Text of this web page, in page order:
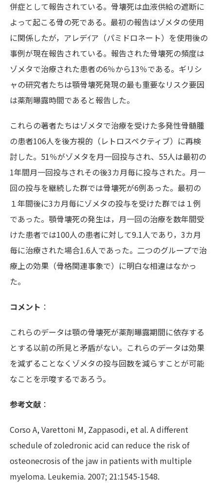
併症として報告されている。骨壊死は血液供給の遮断に
よって起こる骨の死である。最初の報告はゾメタの使用
に関係したが，アレデｲア（パミドロネート）を使用後の
事例が現在報告されている。報告された骨壊死の頻度は
ゾメタで治療された患者の6％から13％である。ギリシ
ャの研究者たちは顎骨壊死発現の最も重要なリスク要因
は薬剤曝露時間であると報告した。
これらの著者たちはゾメタで治療を受けた多発性骨髄腫
の患者106人を後方視的（レトロスペクティブ）に再検
討した。51％がゾメタを月一回投与され、55人は最初の
1年間月一回投与されその後3カ月毎に投与された。月一
回の投与を継続した群では骨壊死が6例あった。最初の
１年間後に3カ月毎にゾメタの投与を受けた群では１例
であった。顎骨壊死の発生は，月一回の治療を数年間受
けた患者では100人の患者に対して9.1人であり，3カ月
毎に治療された場合1.6人であった。二つのグループで治
療上の効果（骨格関連事象で）に明白な相違はなかっ
た。
コメント ：
これらのデータは顎の骨壊死が薬剤曝露期間に依存する
とする以前の所見と矛盾がない。これらのデータは効果
を減ずることなくゾメタの投与回数を減らすことが可能
なことを示唆するであろう。
参考文献 ：
Corso A, Varettoni M, Zappasodi, et al. A different
schedule of zoledronic acid can reduce the risk of
osteonecrosis of the jaw in patients with multiple
myeloma. Leukemia. 2007; 21:1545-1548.